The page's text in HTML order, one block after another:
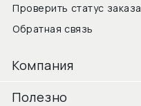
Проверить статус заказа
Обратная связь
Компания
Полезно